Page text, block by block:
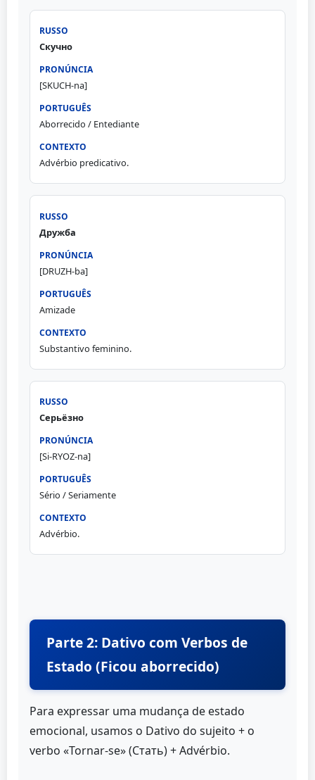
Скучно
[SKUCH-na]
Aborrecido / Entediante
Advérbio predicativo.
Дружба
[DRUZH-ba]
Amizade
Substantivo feminino.
Серьёзно
[Si-RYOZ-na]
Sério / Seriamente
Advérbio.
Parte 2: Dativo com Verbos de
Estado (Ficou aborrecido)
Para expressar uma mudança de estado
emocional, usamos o Dativo do sujeito + o
verbo «Tornar-se» (Стать) + Advérbio.